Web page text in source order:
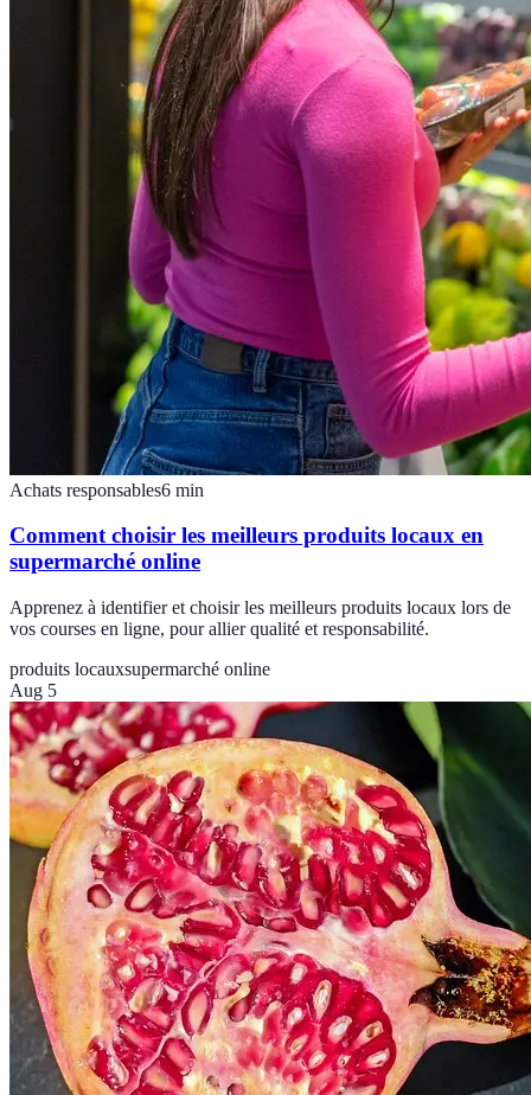
Achats responsables6 min
Comment choisir les meilleurs produits locaux en
supermarché online
Apprenez à identifier et choisir les meilleurs produits locaux lors de
vos courses en ligne, pour allier qualité et responsabilité.
produits locauxsupermarché online
Aug 5